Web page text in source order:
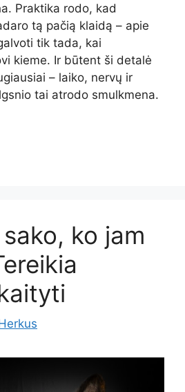
Praktika rodo, kad
tą pačią klaidą – apie
tik tada, kai
kieme. Ir būtent ši detalė
– laiko, nervų ir
tai atrodo smulkmena.
ko jam